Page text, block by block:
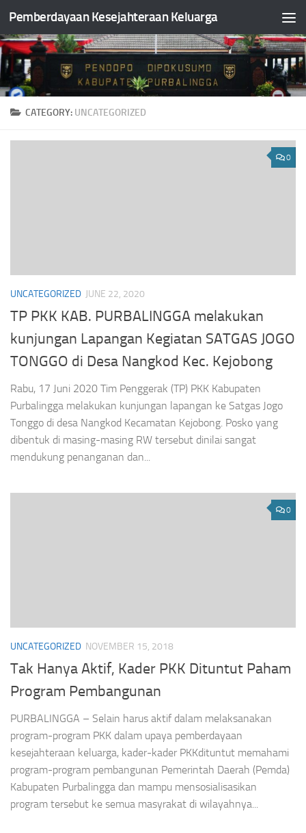
Skip to content
Pemberdayaan Kesejahteraan Keluarga
CATEGORY: UNCATEGORIZED
0
UNCATEGORIZED JUNE 22, 2020
TP PKK KAB. PURBALINGGA melakukan
kunjungan Lapangan Kegiatan SATGAS JOGO
TONGGO di Desa Nangkod Kec. Kejobong
Rabu, 17 Juni 2020 Tim Penggerak (TP) PKK Kabupaten
Purbalingga melakukan kunjungan lapangan ke Satgas Jogo
Tonggo di desa Nangkod Kecamatan Kejobong. Posko yang
dibentuk di masing-masing RW tersebut dinilai sangat
mendukung penanganan dan...
0
UNCATEGORIZED NOVEMBER 15, 2018
Tak Hanya Aktif, Kader PKK Dituntut Paham
Program Pembangunan
PURBALINGGA – Selain harus aktif dalam melaksanakan
program-program PKK dalam upaya pemberdayaan
kesejahteraan keluarga, kader-kader PKKdituntut memahami
program-program pembangunan Pemerintah Daerah (Pemda)
Kabupaten Purbalingga dan mampu mensosialisasikan
program tersebut ke semua masyrakat di wilayahnya...